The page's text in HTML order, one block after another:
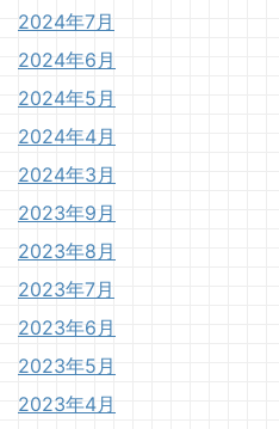
2024年7月
2024年6月
2024年5月
2024年4月
2024年3月
2023年9月
2023年8月
2023年7月
2023年6月
2023年5月
2023年4月